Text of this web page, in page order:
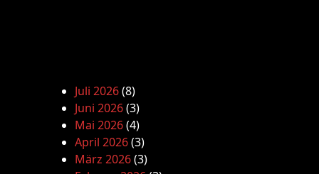
Juli 2026(8)
Juni 2026(3)
Mai 2026(4)
April 2026(3)
März 2026(3)